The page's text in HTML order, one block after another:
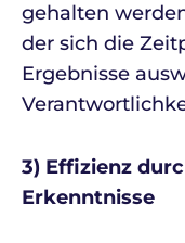
gehalten
der sich die
Ergebnisse
3) Effizienz
Erkenntnisse